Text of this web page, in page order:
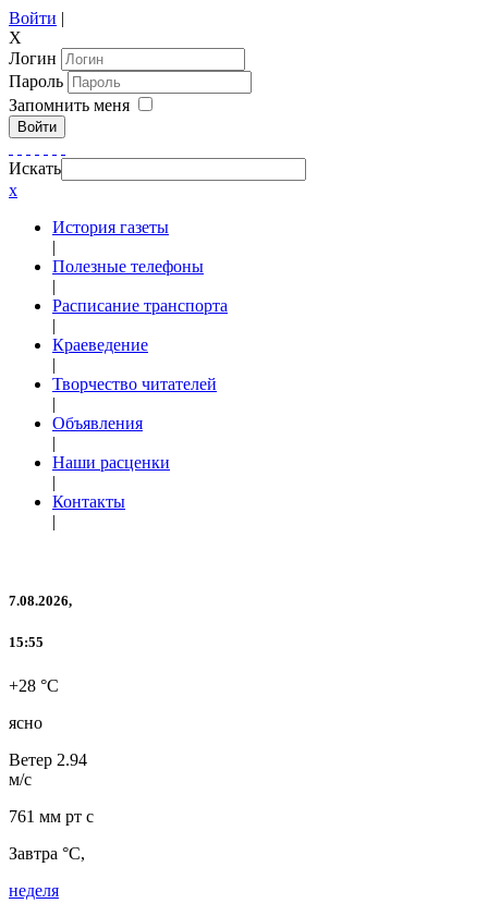
Войти |
X
Логин
Пароль
Запомнить меня
Войти
Искать
x
История газеты
|
Полезные телефоны
|
Расписание транспорта
|
Краеведение
|
Творчество читателей
|
Объявления
|
Наши расценки
|
Контакты
|
7.08.2026,
15:55
+28 °C
ясно
Ветер 2.94
м/с
761 мм рт с
Завтра °C,
неделя